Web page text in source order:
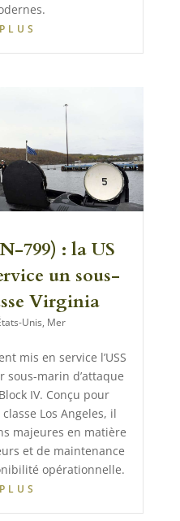
799) : la US
un sous-
Virginia
Unis, Mer
mis en service l’USS
sous-marin d’attaque
IV. Conçu pour
Los Angeles, il
majeures en matière
et de maintenance
opérationnelle.